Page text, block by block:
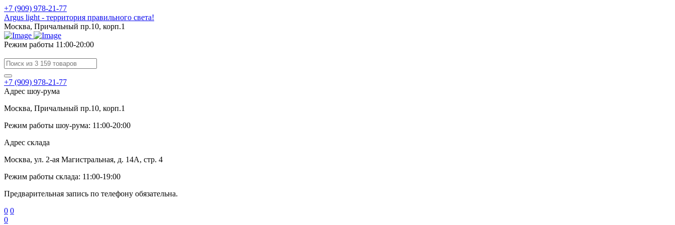
+7 (909) 978-21-77
Argus light - территория правильного света!
Москва, Причальный пр.10, корп.1
Режим работы 11:00-20:00
+7 (909) 978-21-77
Адрес шоу-рума
Москва, Причальный пр.10, корп.1
Режим работы шоу-рума: 11:00-20:00
Адрес склада
Москва, ул. 2-ая Магистральная, д. 14А, стр. 4
Режим работы склада: 11:00-19:00
Предварительная запись по телефону обязательна.
0 0
0